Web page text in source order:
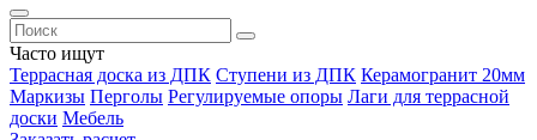
Часто ищут
Террасная доска из ДПК Ступени из ДПК Керамогранит 20мм
Маркизы Перголы Регулируемые опоры Лаги для террасной
доски Мебель